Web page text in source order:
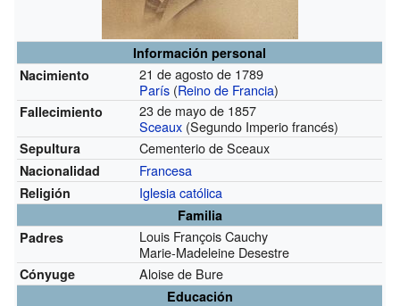
Información personal
Nacimiento
21 de agosto de 1789
París (Reino de Francia)
Fallecimiento
23 de mayo de 1857
Sceaux (Segundo Imperio francés)
Sepultura Cementerio de Sceaux
Nacionalidad Francesa
Religión Iglesia católica
Familia
Padres
Louis François Cauchy
Marie-Madeleine Desestre
Cónyuge Aloise de Bure
Educación